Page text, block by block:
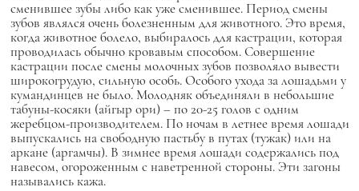
сменившее зубы либо как уже сменившее. Период смены
зубов являлся очень болезненным для животного. Это время,
когда животное болело, выбиралось для кастрации, которая
проводилась обычно кровавым способом. Совершение
кастрации после смены молочных зубов позволяло вывести
широкогрудую, сильную особь. Особого ухода за лошадьми у
кумандинцев не было. Молодняк объединяли в небольшие
табуны-косяки (айгыр ори) – по 20-25 голов с одним
жеребцом-производителем. По ночам в летнее время лошади
выпускались на свободную пастьбу в путах (тужак) или на
аркане (аргамчы). В зимнее время лошади содержались под
навесом, огороженным с наветренной стороны. Эти загоны
назывались кажа.